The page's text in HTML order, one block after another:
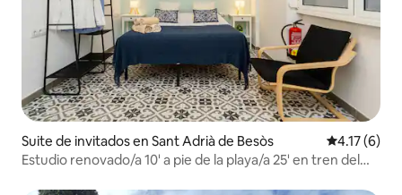
Suite de invitados en Sant Adrià de Besòs Calificación
4.17 (6)
Estudio renovado/a 10' a pie de la playa/a 25' en tren del